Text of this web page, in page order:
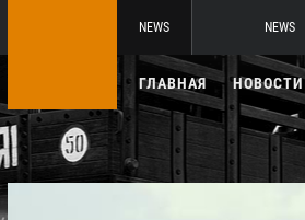
NEWS NEWS
ГЛАВНАЯ НОВОСТИ